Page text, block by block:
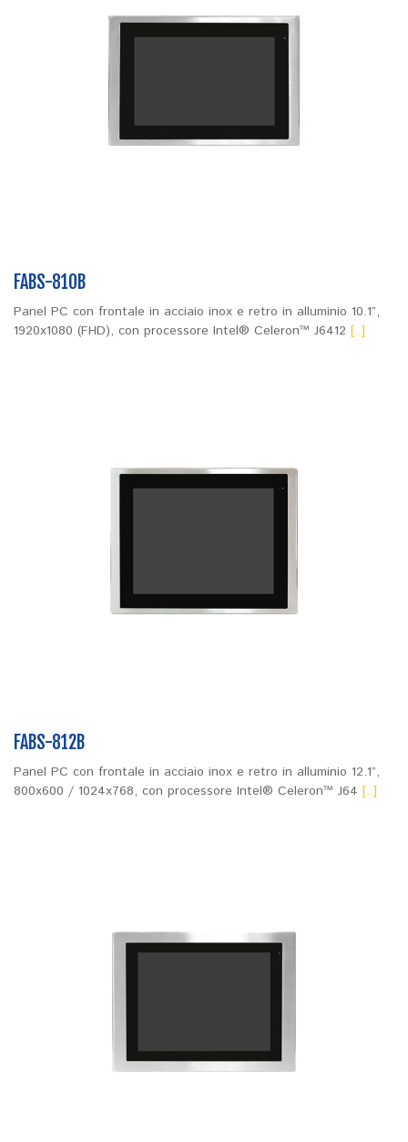
FABS-810B
Panel PC con frontale in acciaio inox e retro in alluminio 10.1”,
1920x1080 (FHD), con processore Intel® Celeron™ J6412 [..]
FABS-812B
Panel PC con frontale in acciaio inox e retro in alluminio 12.1”,
800x600 / 1024x768, con processore Intel® Celeron™ J64 [..]